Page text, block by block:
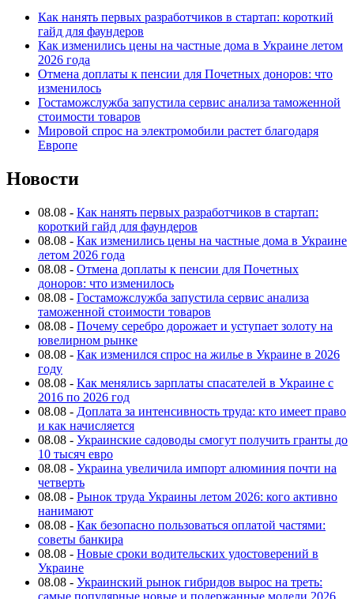
Как нанять первых разработчиков в стартап: короткий
гайд для фаундеров
Как изменились цены на частные дома в Украине летом
2026 года
Отмена доплаты к пенсии для Почетных доноров: что
изменилось
Гостаможслужба запустила сервис анализа таможенной
стоимости товаров
Мировой спрос на электромобили растет благодаря
Европе
Новости
08.08 - Как нанять первых разработчиков в стартап:
короткий гайд для фаундеров
08.08 - Как изменились цены на частные дома в Украине
летом 2026 года
08.08 - Отмена доплаты к пенсии для Почетных
доноров: что изменилось
08.08 - Гостаможслужба запустила сервис анализа
таможенной стоимости товаров
08.08 - Почему серебро дорожает и уступает золоту на
ювелирном рынке
08.08 - Как изменился спрос на жилье в Украине в 2026
году
08.08 - Как менялись зарплаты спасателей в Украине с
2016 по 2026 год
08.08 - Доплата за интенсивность труда: кто имеет право
и как начисляется
08.08 - Украинские садоводы смогут получить гранты до
10 тысяч евро
08.08 - Украина увеличила импорт алюминия почти на
четверть
08.08 - Рынок труда Украины летом 2026: кого активно
нанимают
08.08 - Как безопасно пользоваться оплатой частями:
советы банкира
08.08 - Новые сроки водительских удостоверений в
Украине
08.08 - Украинский рынок гибридов вырос на треть:
самые популярные новые и подержанные модели 2026